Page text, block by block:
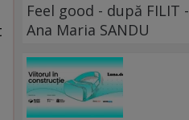
Feel good - după FILIT -
Ana Maria SANDU